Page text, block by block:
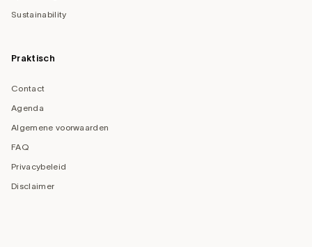
Sustainability
Praktisch
Contact
Agenda
Algemene voorwaarden
FAQ
Privacybeleid
Disclaimer